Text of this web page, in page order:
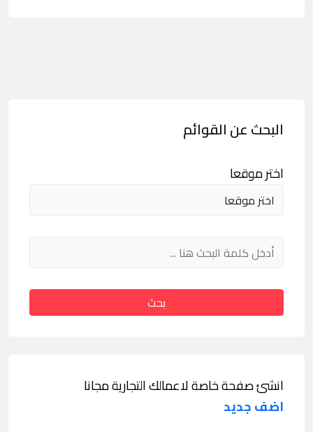
البحث عن القوائم
اختر موقعا
بحث
انشئ صفحة خاصة لاعمالك التجارية مجانا
اضف جديد